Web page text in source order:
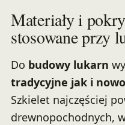
Materiały i
stosowane przy
Do budowy lukarn
tradycyjne jak i
Szkielet najczęściej
drewnopochodnych,